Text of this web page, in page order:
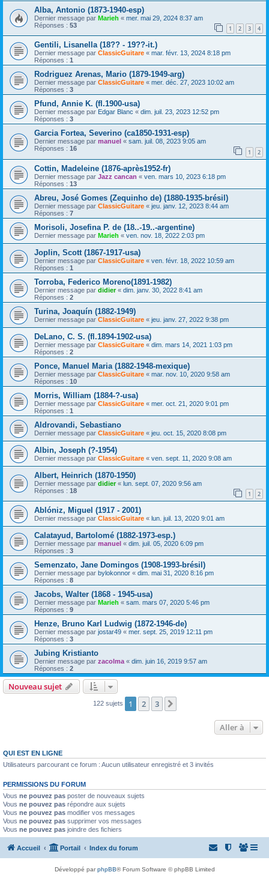
Alba, Antonio (1873-1940-esp)
Dernier message par Marieh « mer. mai 29, 2024 8:37 am
Réponses : 53 1 2 3 4
Gentili, Lisanella (18?? - 19??-it.)
Dernier message par ClassicGuitare « mar. févr. 13, 2024 8:18 pm
Réponses : 1
Rodriguez Arenas, Mario (1879-1949-arg)
Dernier message par ClassicGuitare « mer. déc. 27, 2023 10:02 am
Réponses : 3
Pfund, Annie K. (fl.1900-usa)
Dernier message par Edgar Blanc « dim. juil. 23, 2023 12:52 pm
Réponses : 3
Garcia Fortea, Severino (ca1850-1931-esp)
Dernier message par manuel « sam. juil. 08, 2023 9:05 am
Réponses : 16 1 2
Cottin, Madeleine (1876-après1952-fr)
Dernier message par Jazz cancan « ven. mars 10, 2023 6:18 pm
Réponses : 13
Abreu, José Gomes (Zequinho de) (1880-1935-brésil)
Dernier message par ClassicGuitare « jeu. janv. 12, 2023 8:44 am
Réponses : 7
Morisoli, Josefina P. de (18..-19..-argentine)
Dernier message par Marieh « ven. nov. 18, 2022 2:03 pm
Joplin, Scott (1867-1917-usa)
Dernier message par ClassicGuitare « ven. févr. 18, 2022 10:59 am
Réponses : 1
Torroba, Federico Moreno(1891-1982)
Dernier message par didier« dim. janv. 30, 2022 8:41 am
Réponses : 2
Turina, Joaquín (1882-1949)
Dernier message par ClassicGuitare « jeu. janv. 27, 2022 9:38 pm
DeLano, C. S. (fl.1894-1902-usa)
Dernier message par ClassicGuitare « dim. mars 14, 2021 1:03 pm
Réponses : 2
Ponce, Manuel Maria (1882-1948-mexique)
Dernier message par ClassicGuitare « mar. nov. 10, 2020 9:58 am
Réponses : 10
Morris, William (1884-?-usa)
Dernier message par ClassicGuitare « mer. oct. 21, 2020 9:01 pm
Réponses : 1
Aldrovandi, Sebastiano
Dernier message par ClassicGuitare « jeu. oct. 15, 2020 8:08 pm
Albin, Joseph (?-1954)
Dernier message par ClassicGuitare « ven. sept. 11, 2020 9:08 am
Albert, Heinrich (1870-1950)
Dernier message par didier« lun. sept. 07, 2020 9:56 am
Réponses : 18 1 2
Ablóniz, Miguel (1917 - 2001)
Dernier message par ClassicGuitare « lun. juil. 13, 2020 9:01 am
Calatayud, Bartolomé (1882-1973-esp.)
Dernier message par manuel « dim. juil. 05, 2020 6:09 pm
Réponses : 3
Semenzato, Jane Domingos (1908-1993-brésil)
Dernier message par bylokonnor « dim. mai 31, 2020 8:16 pm
Réponses : 8
Jacobs, Walter (1868 - 1945-usa)
Dernier message par Marieh « sam. mars 07, 2020 5:46 pm
Réponses : 9
Henze, Bruno Karl Ludwig (1872-1946-de)
Dernier message par jostar49 « mer. sept. 25, 2019 12:11 pm
Réponses : 3
Jubing Kristianto
Dernier message par zacolma« dim. juin 16, 2019 9:57 am
Réponses : 2
Nouveau sujet
122 sujets 1 2 3
Aller à
QUI EST EN LIGNE
Utilisateurs parcourant ce forum : Aucun utilisateur enregistré et 3 invités
PERMISSIONS DU FORUM
Vous ne pouvez pas poster de nouveaux sujets
Vous ne pouvez pas répondre aux sujets
Vous ne pouvez pas modifier vos messages
Vous ne pouvez pas supprimer vos messages
Vous ne pouvez pas joindre des fichiers
Accueil Portail Index du forum
Développé parphpBB® Forum Software © phpBB Limited